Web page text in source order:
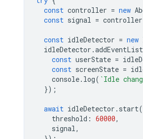
const controller = new
const signal = controller
const idleDetector = new
idleDetector .
const userState =
const screenState =
console. log( `Idle
});
await idleDetector . start
threshold : 60000,
signal,